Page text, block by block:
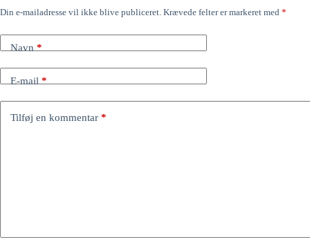
Din e-mailadresse vil ikke blive publiceret. Krævede felter er markeret med *
Navn*
E-mail*
Tilføj en kommentar *